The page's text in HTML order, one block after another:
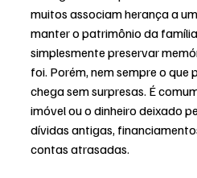
muitos associam herança a
manter o patrimônio da
simplesmente preservar
foi. Porém, nem sempre o que
chega sem surpresas. É
imóvel ou o dinheiro deixado
dívidas antigas,
contas atrasadas.